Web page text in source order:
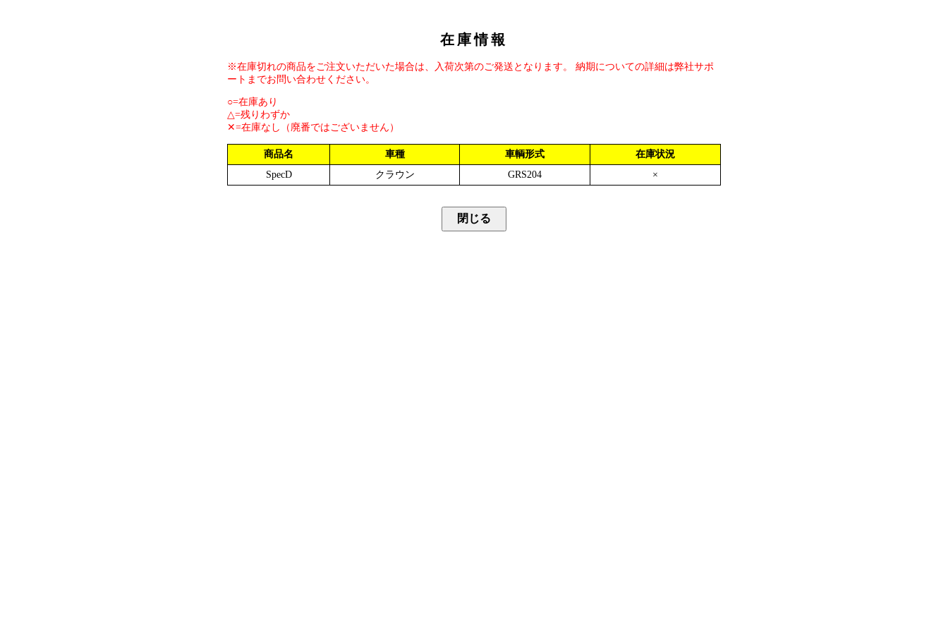
在庫情報
※在庫切れの商品をご注文いただいた場合は、入荷次第のご発送となります。 納期についての詳細は弊社サポ
ートまでお問い合わせください。
○=在庫あり
△=残りわずか
✕=在庫なし（廃番ではございません）
商品名 車種 車輌形式
在庫状況
SpecD
クラウン GRS204 ×